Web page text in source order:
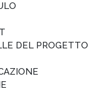
DEL PROGETTO